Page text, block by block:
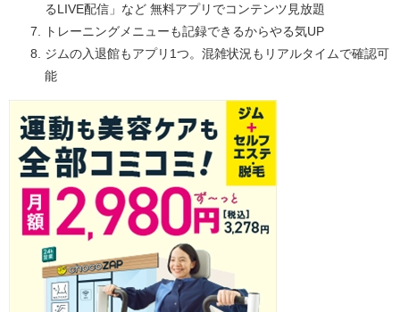
るLIVE配信」など 無料アプリでコンテンツ見放題
トレーニングメニューも記録できるからやる気UP
ジムの入退館もアプリ1つ。混雑状況もリアルタイムで確認可
能